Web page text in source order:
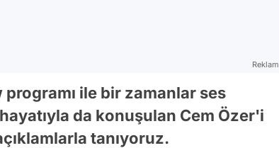
Reklam
programı ile bir zamanlar ses
da konuşulan Cem Özer'i
tanıyoruz.